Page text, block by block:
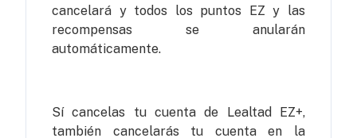
cancelará y todos los puntos EZ y las
recompensas se anularán
automáticamente.
Sí cancelas tu cuenta de Lealtad EZ+,
también cancelarás tu cuenta en la